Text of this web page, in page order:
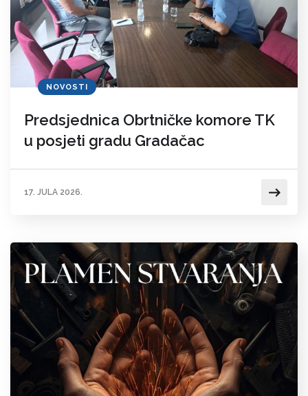
NOVOSTI
Predsjednica Obrtničke komore TK
u posjeti gradu Gradačac
17. JULA 2026.